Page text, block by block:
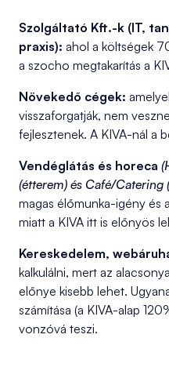
Szolgáltató Kft.-k (IT,
praxis): ahol a költségek
a szocho megtakarítás a
Növekedő cégek:
visszaforgatják, nem
fejlesztenek. A KIVA-nál a
Vendéglátás és horeca
(étterem) és Café/Catering
magas élőmunka-igény és
miatt a KIVA itt is előnyös
Kereskedelem,
kalkulálni, mert az
előnye kisebb lehet.
számítása (a KIVA-alap
vonzóvá teszi.